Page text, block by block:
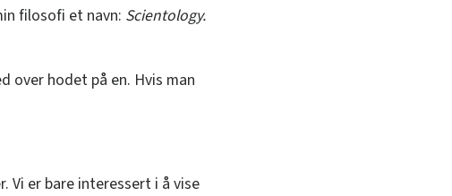
filosofi et navn: Scientology.
over hodet på en. Hvis man
Vi er bare interessert i å vise